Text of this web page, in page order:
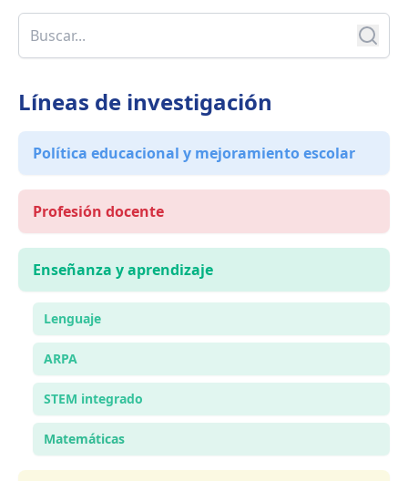
Líneas de investigación
Política educacional y mejoramiento escolar
Profesión docente
Enseñanza y aprendizaje
Lenguaje
ARPA
STEM integrado
Matemáticas